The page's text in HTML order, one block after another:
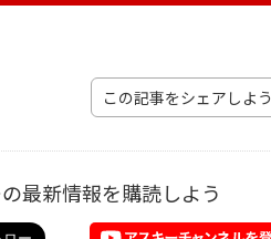
この記事をシェアしよう
最新情報を購読しよう